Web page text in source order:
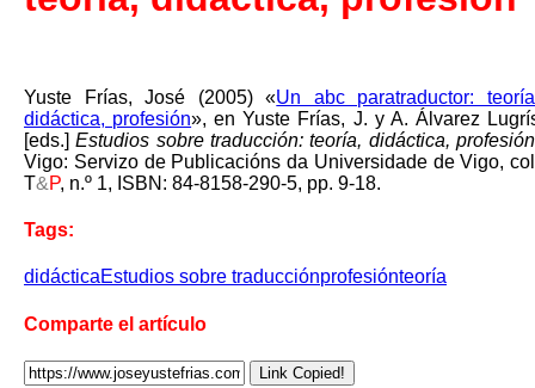
Yuste Frías, José (2005) «Un abc paratraductor:
didáctica, profesión», en Yuste Frías, J. y A. Álvarez
[eds.]Estudios sobre traducción: teoría, didáctica, profesión
Vigo: Servizo de Publicacións da Universidade de Vigo,
T&P, n.º 1, ISBN: 84-8158-290-5, pp. 9-18.
Tags:
didácticaEstudios sobre traducciónprofesiónteoría
Comparte el artículo
Link Copied!